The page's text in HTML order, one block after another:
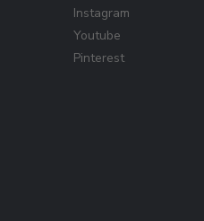
Instagram
Youtube
Pinterest